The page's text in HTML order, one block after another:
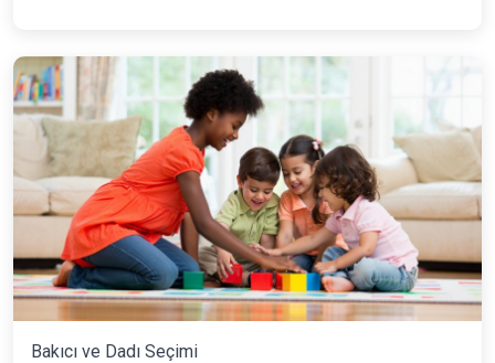
Bakıcı ve Dadı Seçimi